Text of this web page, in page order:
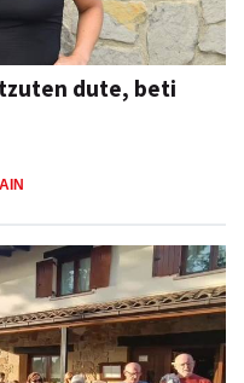
dute, beti